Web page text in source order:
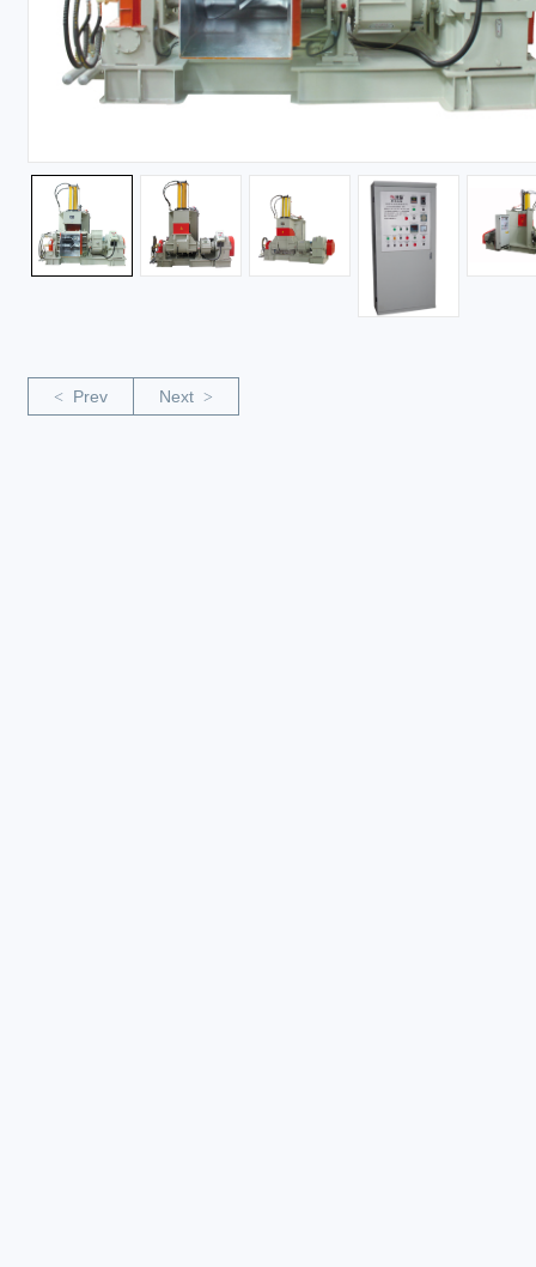
< Prev Next >